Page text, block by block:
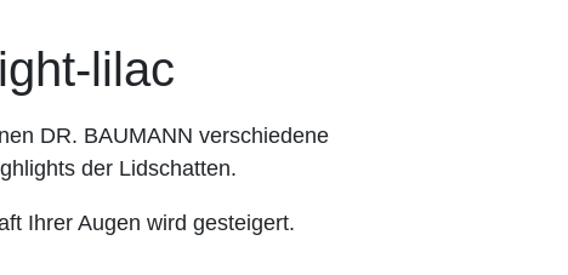
lilac
DR. BAUMANN verschiedene
der Lidschatten.
Ihrer Augen wird gesteigert.